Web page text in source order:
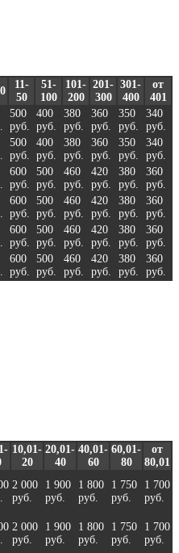
11-
50
51-
100
101-
200
201-
300
301-
400
от
401
500
руб.
400
руб.
380
руб.
360
руб.
350
руб.
340
руб.
500
руб.
400
руб.
380
руб.
360
руб.
350
руб.
340
руб.
600
руб.
500
руб.
460
руб.
420
руб.
380
руб.
360
руб.
600
руб.
500
руб.
460
руб.
420
руб.
380
руб.
360
руб.
600
руб.
500
руб.
460
руб.
420
руб.
380
руб.
360
руб.
600
руб.
500
руб.
460
руб.
420
руб.
380
руб.
360
руб.
10,01-
20
20,01-
40
40,01-
60
60,01-
80
от
80,01
2 000
руб.
1 900
руб.
1 800
руб.
1 750
руб.
1 700
руб.
2 000
руб.
1 900
руб.
1 800
руб.
1 750
руб.
1 700
руб.